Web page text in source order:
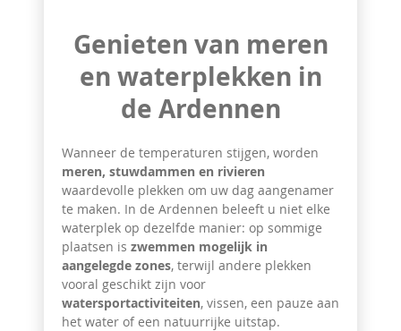
Genieten van meren
en waterplekken in
de Ardennen
Wanneer de temperaturen stijgen, worden
meren, stuwdammen en rivieren
waardevolle plekken om uw dag aangenamer
te maken. In de Ardennen beleeft u niet elke
waterplek op dezelfde manier: op sommige
plaatsen is zwemmen mogelijk in
aangelegde zones, terwijl andere plekken
vooral geschikt zijn voor
watersportactiviteiten, vissen, een pauze aan
het water of een natuurrijke uitstap.